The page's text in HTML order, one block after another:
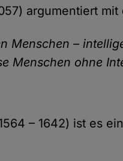
argumentiert
Menschen –
Menschen ohne
– 1642) ist es